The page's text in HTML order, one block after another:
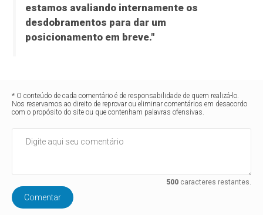
estamos avaliando internamente os
desdobramentos para dar um
posicionamento em breve."
* O conteúdo de cada comentário é de responsabilidade de quem realizá-lo.
Nos reservamos ao direito de reprovar ou eliminar comentários em desacordo
com o propósito do site ou que contenham palavras ofensivas.
500caracteres restantes.
Comentar